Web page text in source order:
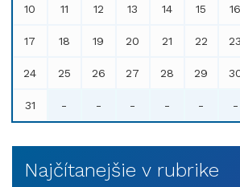
10 11 12 13 14 15 16
17 18 19 20 21 22 23
24 25 26 27 28 29
31 - - - - - -
Najčítanejšie v rubrike